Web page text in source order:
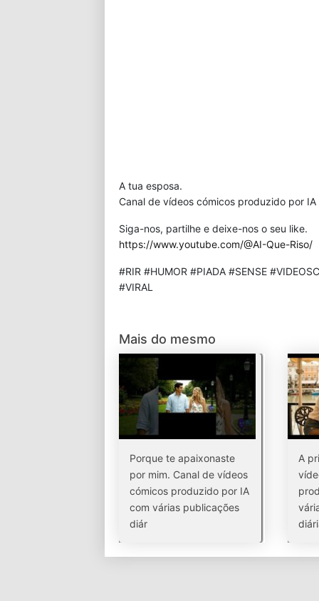
A tua esposa.
Canal de vídeos cómicos produzido por
Siga-nos, partilhe e deixe-nos o seu like.
https://www.youtube.com/@AI-Que-Riso/
#RIR #HUMOR #PIADA #SENSE
#VIRAL
Mais do mesmo
Porque te apaixonaste
por mim. Canal de vídeos
cómicos produzido por IA
com várias publicações
diár
A